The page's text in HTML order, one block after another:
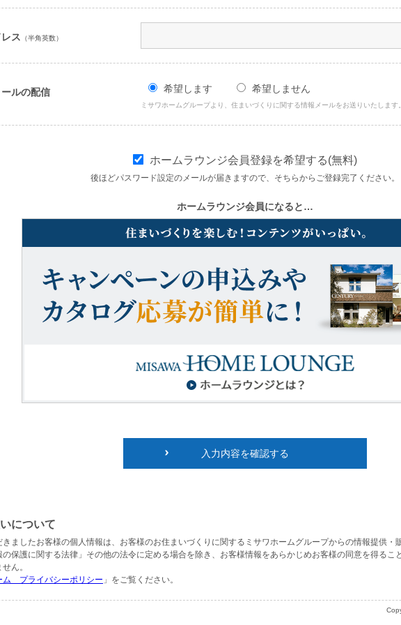
ス （半角英数）
ルの配信 希望します 希望しません
ミサワホームグループより、住まいづくりに関する情報メールをお送りいたします
ホームラウンジ会員登録を希望する(無料)
後ほどパスワード設定のメールが届きますので、そちらからご登録完了ください。
ホームラウンジ会員になると…
入力内容を確認する
について
ましたお客様の個人情報は、お客様のお住まいづくりに関するミサワホームグループからの情報提供・
保護に関する法律」その他の法令に定める場合を除き、お客様情報をあらかじめお客様の同意を得るこ
ん。
ム プライバシーポリシー 」をご覧ください。